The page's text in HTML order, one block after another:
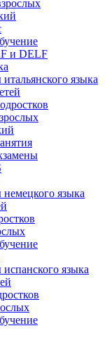
и DELF
языка
языка
языка